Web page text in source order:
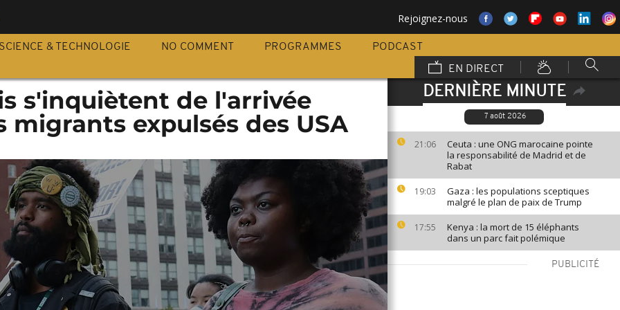
Rejoignez-nous
SCIENCE & TECHNOLOGIE NO COMMENT PROGRAMMES
PODCAST
EN DIRECT
DERNIÈRE MINUTE
7 août 2026
21:06
Ceuta : une ONG marocaine pointe
la responsabilité de Madrid et de
Rabat
19:03
Gaza : les populations sceptiques
malgré le plan de paix de Trump
17:55
Kenya : la mort de 15 éléphants
dans un parc fait polémique
PUBLICITÉ
s'inquiètent de l'arrivée
migrants expulsés des USA